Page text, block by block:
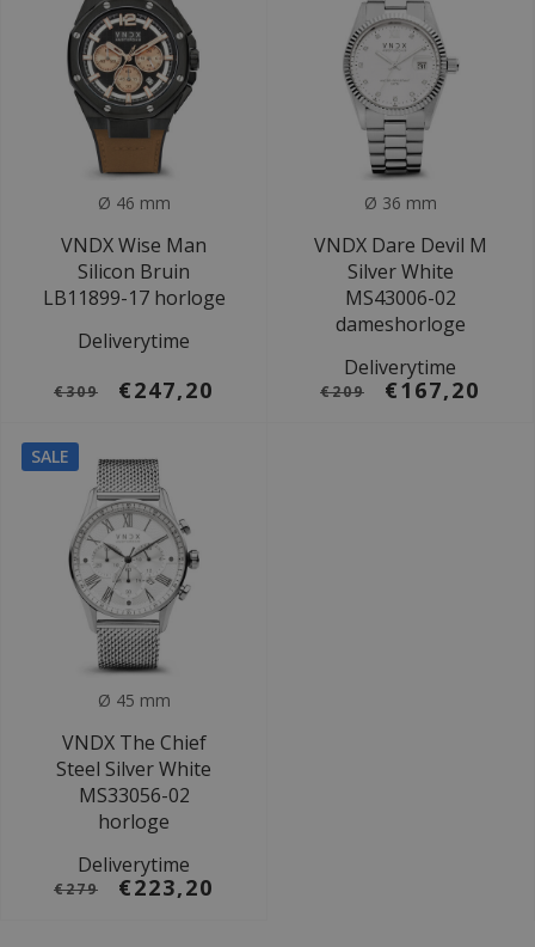
Ø 46 mm
VNDX Wise Man
Silicon Bruin
LB11899-17 horloge
Deliverytime
€309 €247,20
Ø 36 mm
VNDX Dare Devil M
Silver White
MS43006-02
dameshorloge
Deliverytime
€209 €167,20
SALE
Ø 45 mm
VNDX The Chief
Steel Silver White
MS33056-02
horloge
Deliverytime
€279 €223,20